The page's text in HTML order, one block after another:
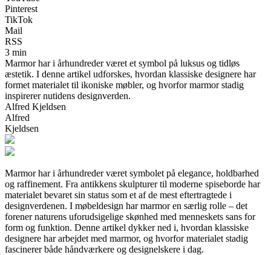
Pinterest
TikTok
Mail
RSS
3 min
Marmor har i århundreder været et symbol på luksus og tidløs
æstetik. I denne artikel udforskes, hvordan klassiske designere har
formet materialet til ikoniske møbler, og hvorfor marmor stadig
inspirerer nutidens designverden.
Alfred Kjeldsen
Alfred
Kjeldsen
Marmor har i århundreder været symbolet på elegance, holdbarhed
og raffinement. Fra antikkens skulpturer til moderne spiseborde har
materialet bevaret sin status som et af de mest eftertragtede i
designverdenen. I møbeldesign har marmor en særlig rolle – det
forener naturens uforudsigelige skønhed med menneskets sans for
form og funktion. Denne artikel dykker ned i, hvordan klassiske
designere har arbejdet med marmor, og hvorfor materialet stadig
fascinerer både håndværkere og designelskere i dag.